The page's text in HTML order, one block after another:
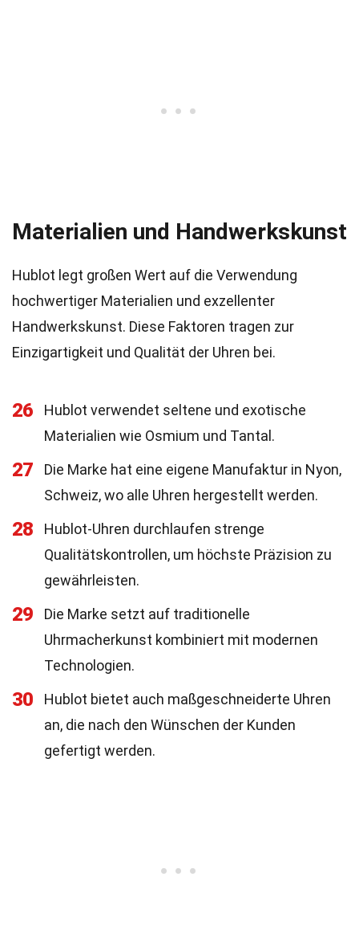
Materialien und Handwerkskunst
Hublot legt großen Wert auf die Verwendung
hochwertiger Materialien und exzellenter
Handwerkskunst. Diese Faktoren tragen zur
Einzigartigkeit und Qualität der Uhren bei.
26
Hublot verwendet seltene und exotische
Materialien wie Osmium und Tantal.
27
Die Marke hat eine eigene Manufaktur in Nyon,
Schweiz, wo alle Uhren hergestellt werden.
28
Hublot-Uhren durchlaufen strenge
Qualitätskontrollen, um höchste Präzision zu
gewährleisten.
29
Die Marke setzt auf traditionelle
Uhrmacherkunst kombiniert mit modernen
Technologien.
30
Hublot bietet auch maßgeschneiderte Uhren
an, die nach den Wünschen der Kunden
gefertigt werden.